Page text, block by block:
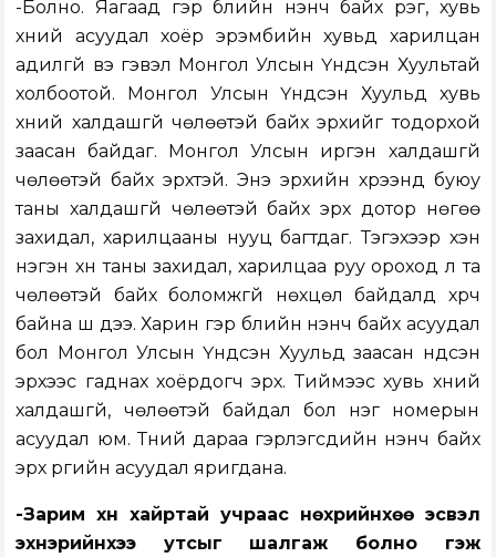
-Болно. Яагаад гэр бүлийн үнэнч байх үүрэг, хувь
хүний асуудал хоёр эрэмбийн хувьд харилцан
адилгүй вэ гэвэл Монгол Улсын Үндсэн Хуультай
холбоотой. Монгол Улсын Үндсэн Хуульд хувь
хүний халдашгүй чөлөөтэй байх эрхийг тодорхой
заасан байдаг. Монгол Улсын иргэн халдашгүй
чөлөөтэй байх эрхтэй. Энэ эрхийн хүрээнд буюу
таны халдашгүй чөлөөтэй байх эрх дотор нөгөө
захидал, харилцааны нууц багтдаг. Тэгэхээр хэн
нэгэн хүн таны захидал, харилцаа руу ороход л та
чөлөөтэй байх боломжгүй нөхцөл байдалд хүрч
байна шүү дээ. Харин гэр бүлийн үнэнч байх асуудал
бол Монгол Улсын Үндсэн Хуульд заасан үндсэн
эрхээс гаднах хоёрдогч эрх. Тиймээс хувь хүний
халдашгүй, чөлөөтэй байдал бол нэг номерын
асуудал юм. Түүний дараа гэрлэгсдийн үнэнч байх
эрх үүргийн асуудал яригдана.
-Зарим хүн хайртай учраас нөхрийнхөө эсвэл
эхнэрийнхээ утсыг шалгаж болно гэж